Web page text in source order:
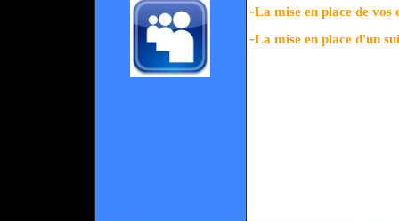
-La mise en place de vos
-La mise en place d'un